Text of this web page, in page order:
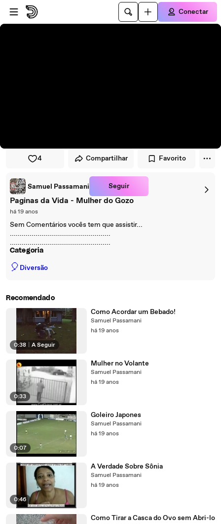
Pular para o player
Ir para o conteúdo principal
Conectar
4 Compartilhar Favorito
Samuel Passamani Seguir
Paginas da Vida - Mulher do Gozo
há 19 anos
Sem Comentários vocês tem que assistir...
...................................................
...................................................
Categoria
🎈 Diversão
Recomendado
0:38 A Seguir
Como Acordar um Bebado!
Samuel Passamani
há 19 anos
0:33
Mulher no Volante
Samuel Passamani
há 19 anos
0:07
Goleiro Japones
Samuel Passamani
há 19 anos
0:46
A Verdade Sobre Sônia
Samuel Passamani
há 19 anos
Como Tirar a Casca do Ovo sem Abri-lo